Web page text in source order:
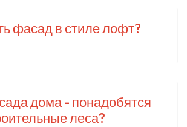
фасад в стиле лофт?
дома - понадобятся
леса?